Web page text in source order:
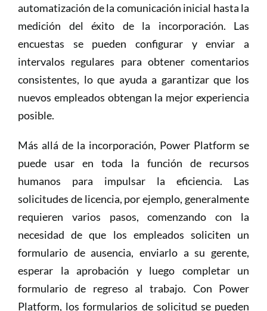
automatización de la comunicación inicial hasta la
medición del éxito de la incorporación. Las
encuestas se pueden configurar y enviar a
intervalos regulares para obtener comentarios
consistentes, lo que ayuda a garantizar que los
nuevos empleados obtengan la mejor experiencia
posible.
Más allá de la incorporación, Power Platform se
puede usar en toda la función de recursos
humanos para impulsar la eficiencia. Las
solicitudes de licencia, por ejemplo, generalmente
requieren varios pasos, comenzando con la
necesidad de que los empleados soliciten un
formulario de ausencia, enviarlo a su gerente,
esperar la aprobación y luego completar un
formulario de regreso al trabajo. Con Power
Platform, los formularios de solicitud se pueden